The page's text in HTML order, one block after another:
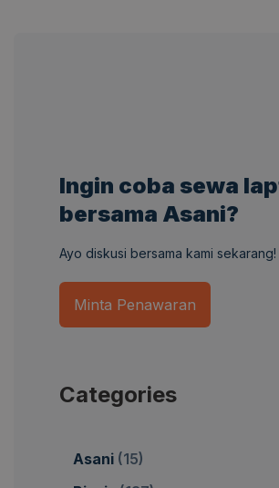
Ingin coba sewa
bersama Asani?
Ayo diskusi bersama kami sekarang!
Minta Penawaran
Categories
Asani (15)